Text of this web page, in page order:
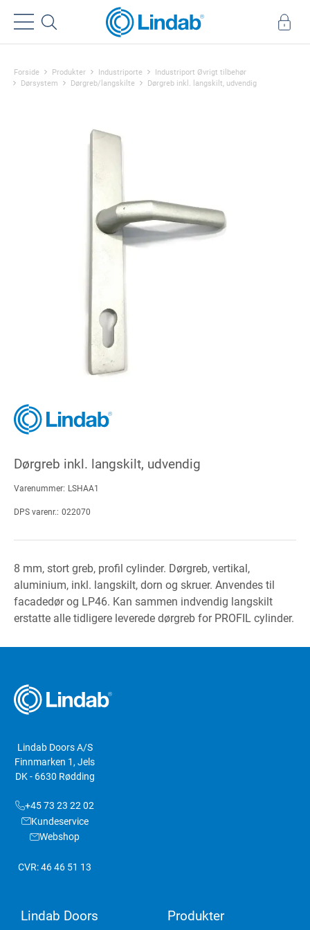
Forside Produkter Industriporte
Industriport Øvrigt tilbehør
Dørsystem
Dørgreb/langskilte Dørgreb inkl. langskilt, udvendig
Dørgreb inkl. langskilt, udvendig
Varenummer: LSHAA1
DPS varenr.: 022070
8 mm, stort greb, profil cylinder. Dørgreb, vertikal,
aluminium, inkl. langskilt, dorn og skruer. Anvendes til
facadedør og LP46. Kan sammen indvendig langskilt
erstatte alle tidligere leverede dørgreb for PROFIL cylinder.
Lindab Doors A/S
Finnmarken 1, Jels
DK - 6630 Rødding
+45 73 23 22 02
Kundeservice
Webshop
CVR: 46 46 51 13
Lindab Doors Produkter